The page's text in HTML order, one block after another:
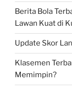
Berita Bola
Lawan Kuat di
Update Skor
Klasemen
Memimpin?